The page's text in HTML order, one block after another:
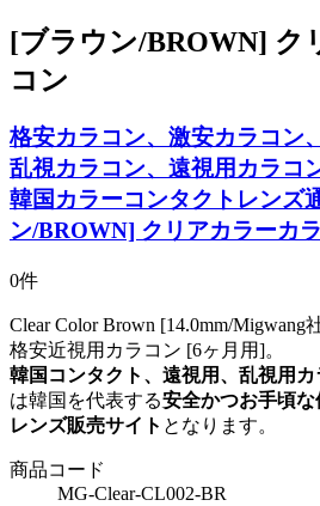
[ブラウン/BROWN] ク
コン
格安カラコン、激安カラコン
乱視カラコン、遠視用カラコ
韓国カラーコンタクトレンズ
ン/BROWN] クリアカラーカ
0件
Clear Color Brown [14.0mm/
格安近視用カラコン [6ヶ月用]。
韓国コンタクト、遠視用、乱視用
は韓国を代表する安全かつお手頃
レンズ販売サイト となります。
商品コード
MG-Clear-CL002-BR